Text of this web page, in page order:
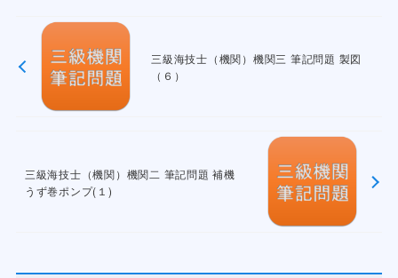
三級海技士（機関）機関三 筆記問題 製図
（６）
三級海技士（機関）機関二 筆記問題 補機
うず巻ポンプ(１)